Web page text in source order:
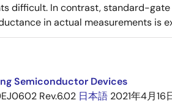
difficult. In contrast, standard-
in actual measurements is
Semiconductor Devices
Rev.6.02 日本語 2021年4月16